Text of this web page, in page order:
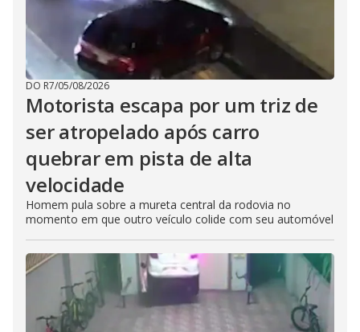
DO R7/05/08/2026
Motorista escapa por um triz de
ser atropelado após carro
quebrar em pista de alta
velocidade
Homem pula sobre a mureta central da rodovia no
momento em que outro veículo colide com seu automóvel